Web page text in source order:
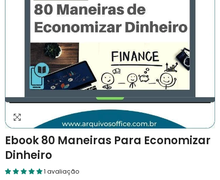
Ebook 80 Maneiras Para Economizar
Dinheiro
1 avaliação